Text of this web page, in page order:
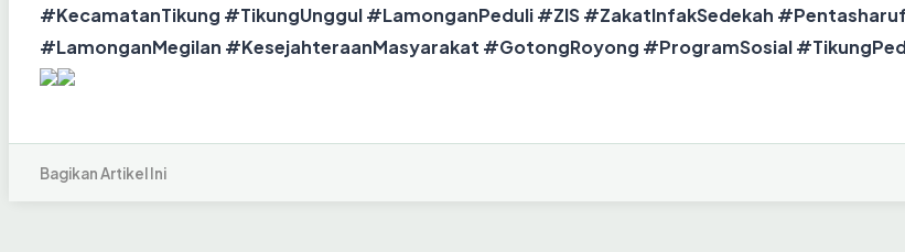
#KecamatanTikung #TikungUnggul #LamonganPeduli #ZIS #ZakatInfakSedekah
#LamonganMegilan #KesejahteraanMasyarakat #GotongRoyong #ProgramSosial
Bagikan Artikel Ini